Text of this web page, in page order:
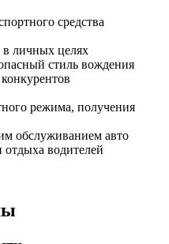
средства
в личных целях
стиль вождения
режима, получения
обслуживанием авто
водителей